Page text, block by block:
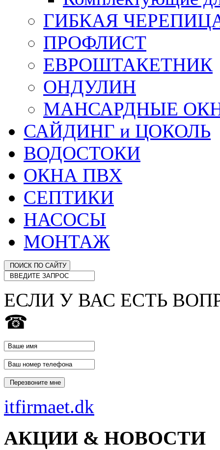
ГИБКАЯ
ПРОФЛИСТ
ЕВРОШТАКЕТНИК
ОНДУЛИН
МАНСАРДНЫЕ
САЙДИНГ и ЦОКОЛЬ
ВОДОСТОКИ
ОКНА ПВХ
СЕПТИКИ
НАСОСЫ
МОНТАЖ
ЕСЛИ У ВАС ЕСТЬ
☎
itfirmaet.dk
АКЦИИ & НОВОСТИ